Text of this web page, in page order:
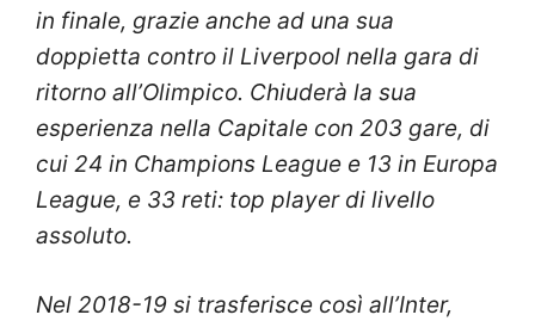
in finale, grazie anche ad una sua
doppietta contro il Liverpool nella gara di
ritorno all’Olimpico. Chiuderà la sua
esperienza nella Capitale con 203 gare, di
cui 24 in Champions League e 13 in Europa
League, e 33 reti: top player di livello
assoluto.
Nel 2018-19 si trasferisce così all’Inter,